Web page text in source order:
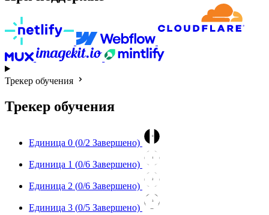
Трекер обучения
Трекер обучения
Единица 0 (0/2 Завершено)
0
Единица 1 (0/6 Завершено)
1
Единица 2 (0/6 Завершено)
2
Единица 3 (0/5 Завершено)
3